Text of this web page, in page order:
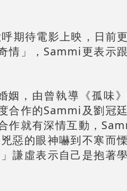
期待電影上映，日前
情」，Sammi更表示
姻，由曾執導《孤味
合作的Sammi及劉冠廷
作就有深情互動，
惡的眼神嚇到不寒而
謙虛表示自己是抱著